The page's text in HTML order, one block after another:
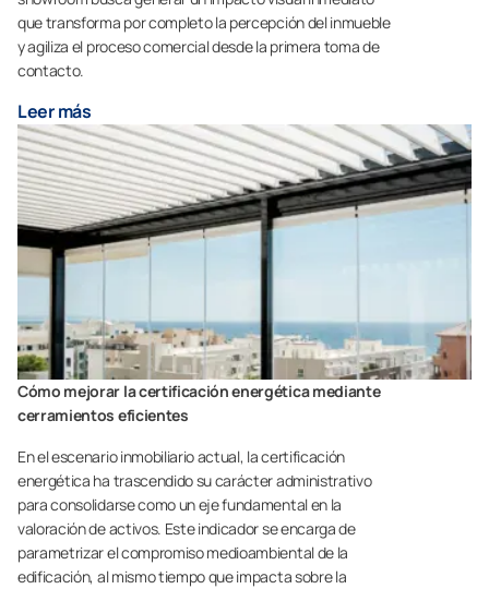
que transforma por completo la percepción del inmueble
y agiliza el proceso comercial desde la primera toma de
contacto.
Leer más
Cómo mejorar la certificación energética mediante
cerramientos eficientes
En el escenario inmobiliario actual, la certificación
energética ha trascendido su carácter administrativo
para consolidarse como un eje fundamental en la
valoración de activos. Este indicador se encarga de
parametrizar el compromiso medioambiental de la
edificación, al mismo tiempo que impacta sobre la